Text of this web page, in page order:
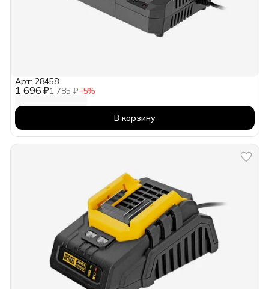
1 696 ₽1 785 ₽−5%
Арт: 28458
В корзину